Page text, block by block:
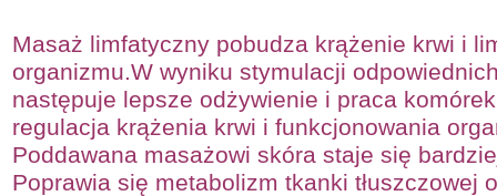
Masaż limfatyczny pobudza krążenie krwi i
organizmu.W wyniku stymulacji
następuje lepsze odżywienie i praca
regulacja krążenia krwi i funkcjonowania
Poddawana masażowi skóra staje się
Poprawia się metabolizm tkanki tłuszczowej